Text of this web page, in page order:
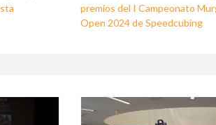
premios del I Campeonato
Open 2024 de Speedcubing